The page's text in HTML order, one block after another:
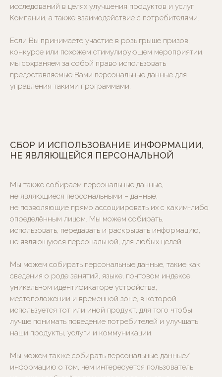
исследований в целях улучшения продуктов и услуг
Компании, а также взаимодействие с потребителями.
Если Вы принимаете участие в розыгрыше призов,
конкурсе или похожем стимулирующем мероприятии,
мы сохраняем за собой право использовать
предоставляемые Вами персональные данные для
управления такими программами.
СБОР И ИСПОЛЬЗОВАНИЕ ИНФОРМАЦИИ,
НЕ ЯВЛЯЮЩЕЙСЯ ПЕРСОНАЛЬНОЙ
Мы также собираем персональные данные,
не являющиеся персональными − данные,
не позволяющие прямо ассоциировать их с каким-либо
определённым лицом. Мы можем собирать,
использовать, передавать и раскрывать информацию,
не являющуюся персональной, для любых целей.
Мы можем собирать персональные данные, такие как:
сведения о роде занятий, языке, почтовом индексе,
уникальном идентификаторе устройства,
местоположении и временной зоне, в которой
используется тот или иной продукт, для того чтобы
лучше понимать поведение потребителей и улучшать
наши продукты, услуги и коммуникации.
Мы можем также собирать персональные данные/
информацию о том, чем интересуется пользователь